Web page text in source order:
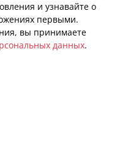
и узнавайте о
первыми.
вы принимаете
данных.